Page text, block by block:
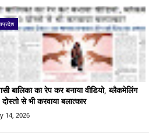
बालिका का रेप कर बनाया वीडियो, ब्लैकमेलिंग
से भी करवाया बलात्कार
14, 2026